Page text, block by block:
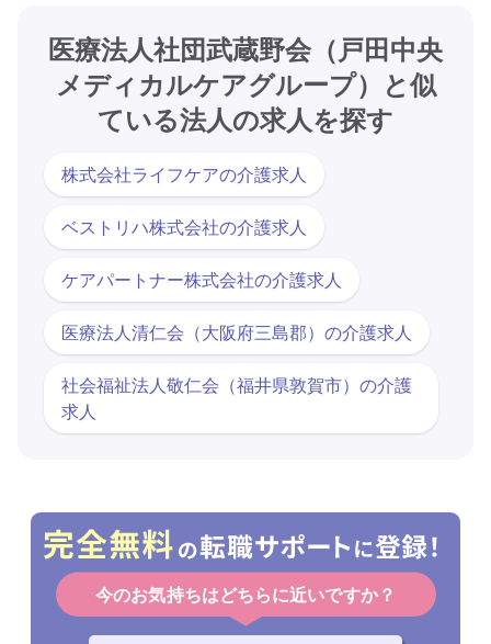
医療法人社団武蔵野会（戸田中央
メディカルケアグループ） と似
ている法人の求人を探す
株式会社ライフケアの介護求人
ベストリハ株式会社の介護求人
ケアパートナー株式会社の介護求人
医療法人清仁会（大阪府三島郡）の介護求人
社会福祉法人敬仁会（福井県敦賀市）の介護
求人
今のお気持ちはどちらに近いですか？